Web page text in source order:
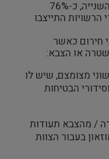
המפרץ והן במלחמת לבנון השנייה, כ-76%
הרשויות התייצבו
חירום כאשר
או הצבא:
מצומצם, שיש לו
הבטיחות
/ מהצבא תעודות
בעבור הצוות